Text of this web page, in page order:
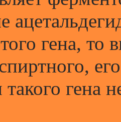
гена,
гена